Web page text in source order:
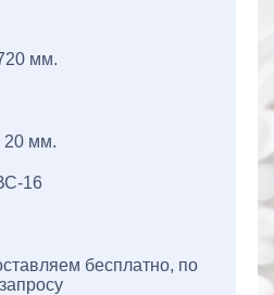
мм.
20 мм.
16
бесплатно, по
запросу